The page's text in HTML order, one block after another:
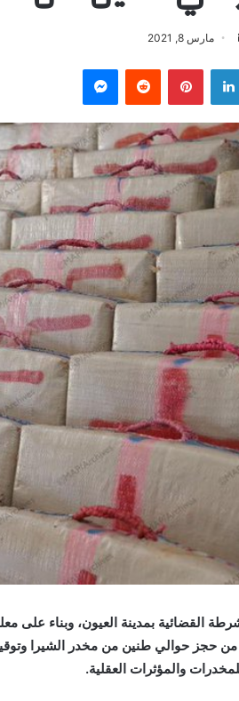
ب
ر
ا
ل
ت
ن
مارس 8, 2021
لينكدإن بينتيريست
القضائية بمدينة العيون، وبناء على
مارس)، من حجز حوالي طنين من مخدر
والمؤثرات العقلية.